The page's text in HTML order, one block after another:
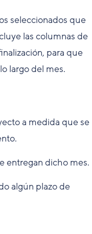
seleccionados que
las columnas de
para que
largo del mes.
a medida que se
entregan dicho mes.
algún plazo de